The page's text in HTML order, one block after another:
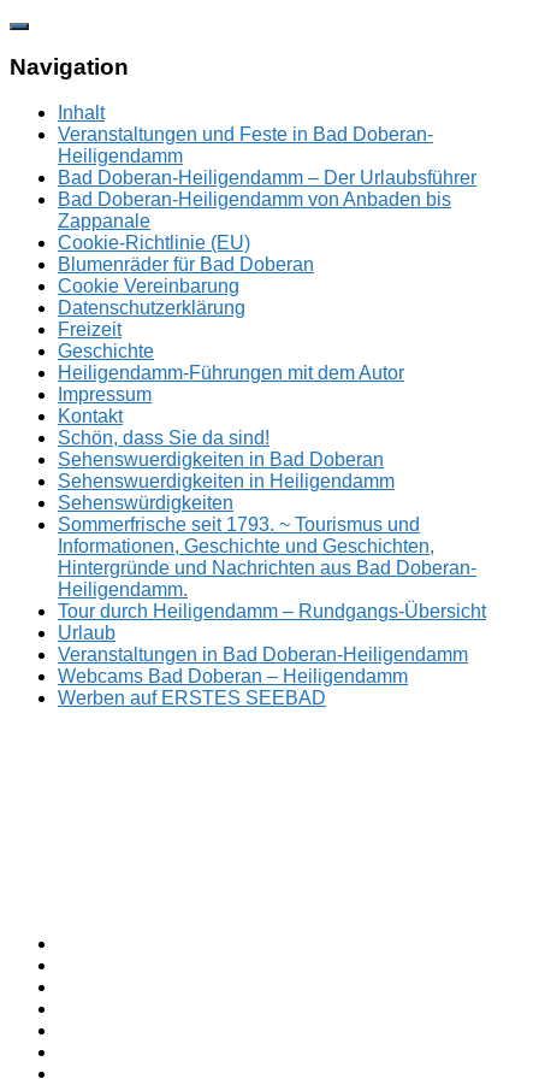
Zum
springen
Navigation
Inhalt
Veranstaltungen und Feste in Bad Doberan-
Heiligendamm
Bad Doberan-Heiligendamm – Der Urlaubsführer
Bad Doberan-Heiligendamm von Anbaden bis
Zappanale
Cookie-Richtlinie (EU)
Blumenräder für Bad Doberan
Cookie Vereinbarung
Datenschutzerklärung
Freizeit
Geschichte
Heiligendamm-Führungen mit dem Autor
Impressum
Kontakt
Schön, dass Sie da sind!
Sehenswuerdigkeiten in Bad Doberan
Sehenswuerdigkeiten in Heiligendamm
Sehenswürdigkeiten
Sommerfrische seit 1793. ~ Tourismus und
Informationen, Geschichte und Geschichten,
Hintergründe und Nachrichten aus Bad Doberan-
Heiligendamm.
Tour durch Heiligendamm – Rundgangs-Übersicht
Urlaub
Veranstaltungen in Bad Doberan-Heiligendamm
Webcams Bad Doberan – Heiligendamm
Werben auf ERSTES SEEBAD
ERSTES
SEEBAD
Sommerfrische
seit
1793.